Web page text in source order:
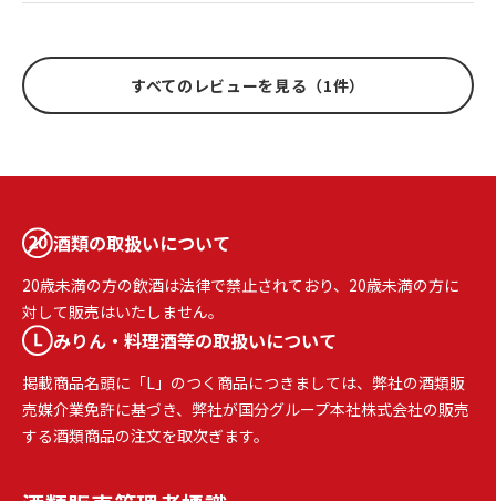
すべてのレビューを見る（1件）
酒類の取扱いについて
20歳未満の方の飲酒は法律で禁止されており、20歳未満の方に
対して販売はいたしません。
みりん・料理酒等の取扱いについて
掲載商品名頭に「L」のつく商品につきましては、弊社の酒類販
売媒介業免許に基づき、弊社が国分グループ本社株式会社の販売
する酒類商品の注文を取次ぎます。